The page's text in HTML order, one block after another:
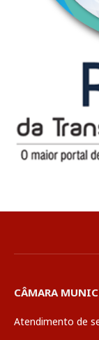
CÂMARA
Atendimento de